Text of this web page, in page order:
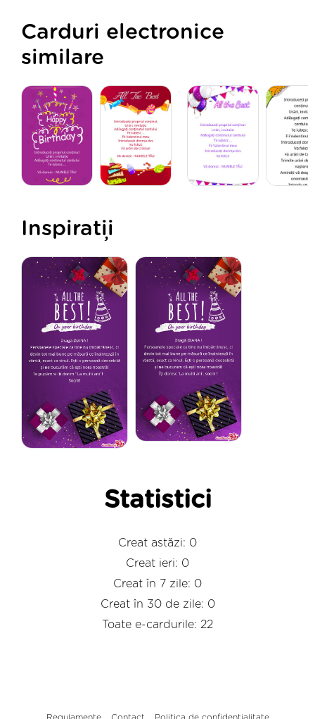
Carduri electronice
similare
Inspirații
Statistici
Creat astăzi: 0
Creat ieri: 0
Creat în 7 zile: 0
Creat în 30 de zile: 0
Toate e-cardurile: 22